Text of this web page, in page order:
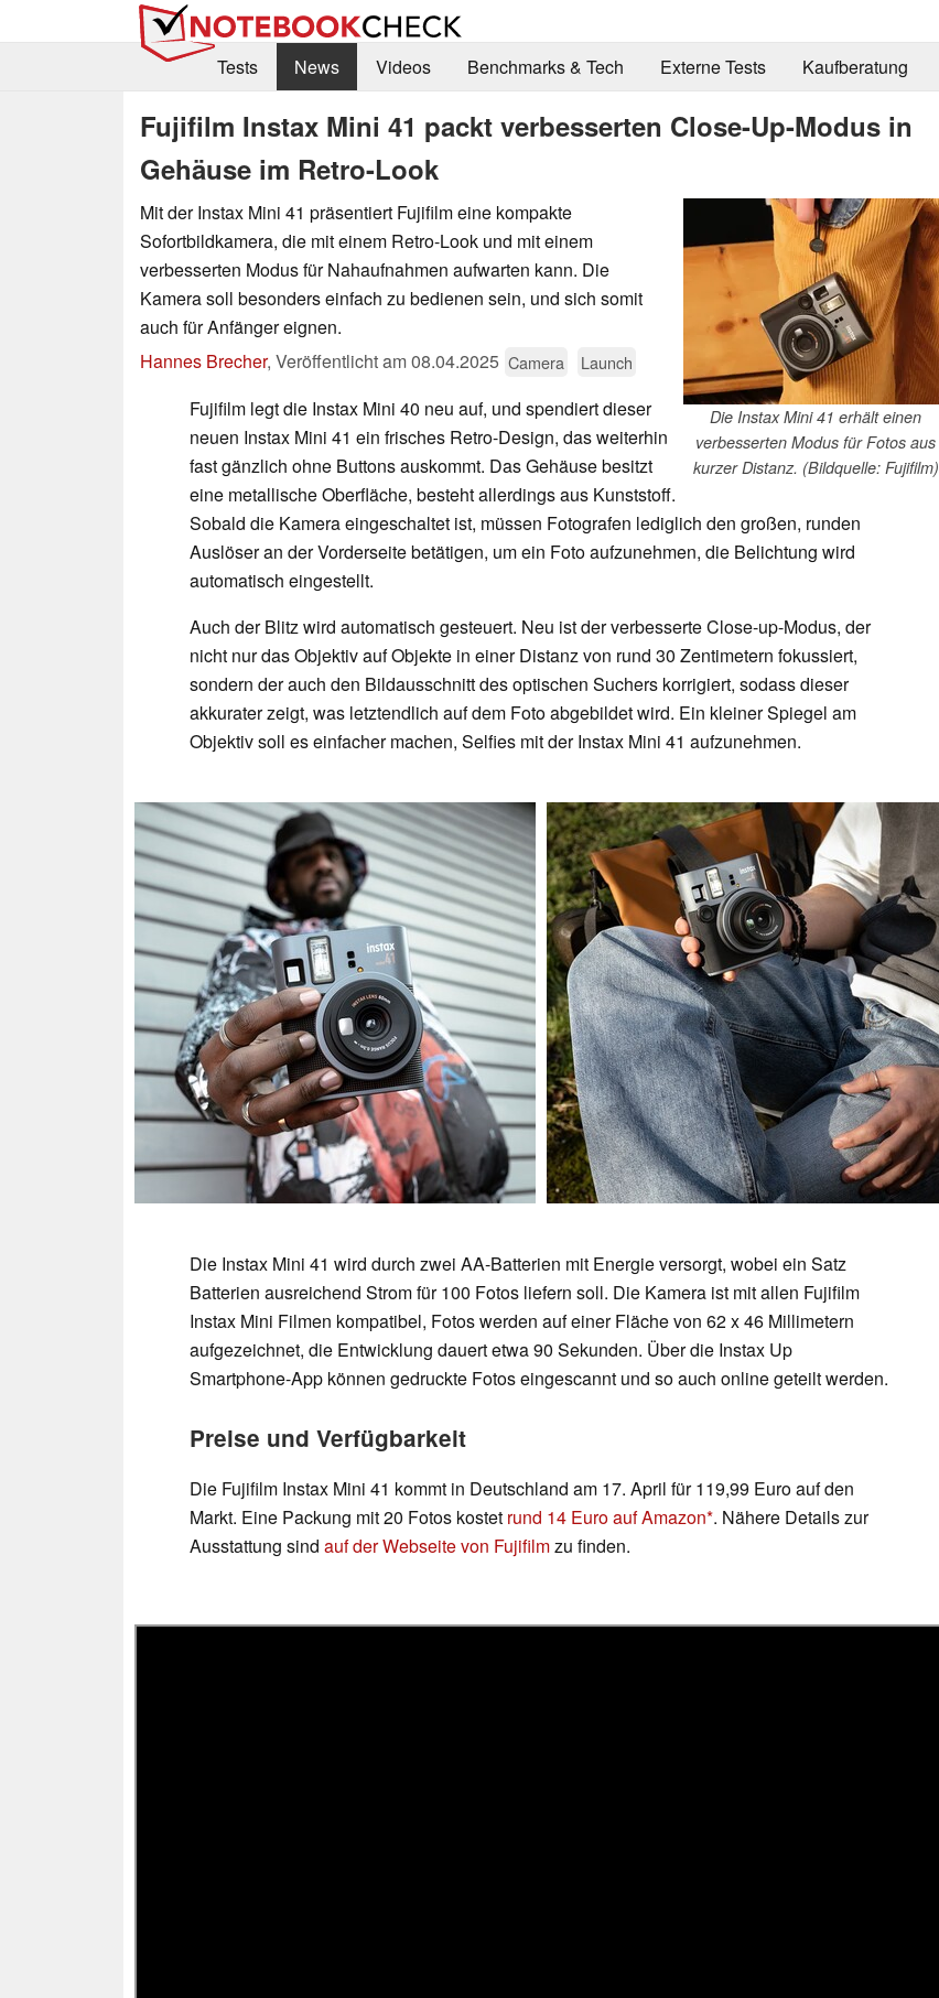
Tests
News Videos Benchmarks & Tech Externe Tests Kaufberatung
Fujifilm Instax Mini 41 packt verbesserten Close-Up-Modus in
Gehäuse im Retro-Look
Die Instax Mini 41 erhält einen
verbesserten Modus für Fotos aus
kurzer Distanz. (Bildquelle: Fujifilm)
Mit der Instax Mini 41 präsentiert Fujifilm eine kompakte
Sofortbildkamera, die mit einem Retro-Look und mit einem
verbesserten Modus für Nahaufnahmen aufwarten kann. Die
Kamera soll besonders einfach zu bedienen sein, und sich somit
auch für Anfänger eignen.
Hannes Brecher, Veröffentlicht am08.04.2025 Camera Launch
Fujifilm legt die Instax Mini 40 neu auf, und spendiert dieser
neuen Instax Mini 41 ein frisches Retro-Design, das weiterhin
fast gänzlich ohne Buttons auskommt. Das Gehäuse besitzt
eine metallische Oberfläche, besteht allerdings aus Kunststoff.
Sobald die Kamera eingeschaltet ist, müssen Fotografen lediglich den großen, runden
Auslöser an der Vorderseite betätigen, um ein Foto aufzunehmen, die Belichtung wird
automatisch eingestellt.
Auch der Blitz wird automatisch gesteuert. Neu ist der verbesserte Close-up-Modus, der
nicht nur das Objektiv auf Objekte in einer Distanz von rund 30 Zentimetern fokussiert,
sondern der auch den Bildausschnitt des optischen Suchers korrigiert, sodass dieser
akkurater zeigt, was letztendlich auf dem Foto abgebildet wird. Ein kleiner Spiegel am
Objektiv soll es einfacher machen, Selfies mit der Instax Mini 41 aufzunehmen.
Die Instax Mini 41 wird durch zwei AA-Batterien mit Energie versorgt, wobei ein Satz
Batterien ausreichend Strom für 100 Fotos liefern soll. Die Kamera ist mit allen Fujifilm
Instax Mini Filmen kompatibel, Fotos werden auf einer Fläche von 62 x 46 Millimetern
aufgezeichnet, die Entwicklung dauert etwa 90 Sekunden. Über die Instax Up
Smartphone-App können gedruckte Fotos eingescannt und so auch online geteilt werden.
Preise und Verfügbarkeit
Die Fujifilm Instax Mini 41 kommt in Deutschland am 17. April für 119,99 Euro auf den
Markt. Eine Packung mit 20 Fotos kostet rund 14 Euro auf Amazon . Nähere Details zur
Ausstattung sind auf der Webseite von Fujifilmzu finden.